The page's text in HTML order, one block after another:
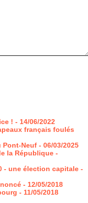
! - 14/06/2022
français foulés
Pont-Neuf - 06/03/2025
la République -
- une élection capitale -
- 12/05/2018
- 11/05/2018